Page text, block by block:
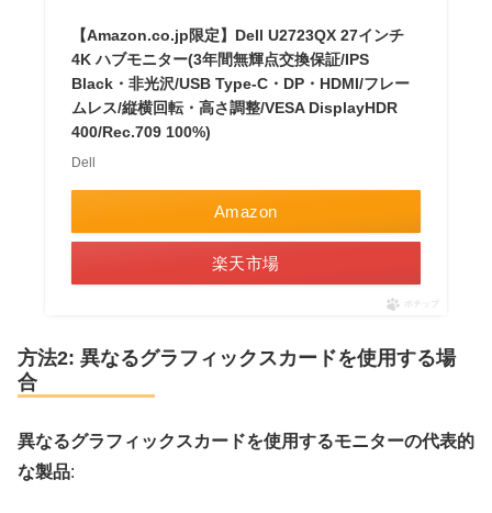
【Amazon.co.jp限定】Dell U2723QX 27インチ
4K ハブモニター(3年間無輝点交換保証/IPS
Black・非光沢/USB Type-C・DP・HDMI/フレー
ムレス/縦横回転・高さ調整/VESA DisplayHDR
400/Rec.709 100%)
Dell
Amazon
楽天市場
ポチップ
方法2: 異なるグラフィックスカードを使用する場
合
異なるグラフィックスカードを使用するモニターの代表的
な製品: